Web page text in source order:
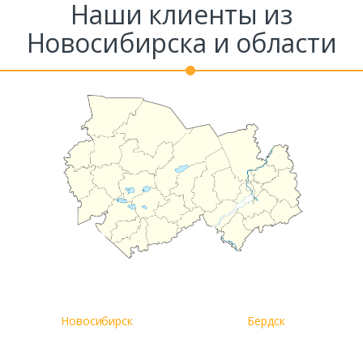
Комментарий к заказу
Наши клиенты из
Новосибирска и области
Новосибирск Бердск